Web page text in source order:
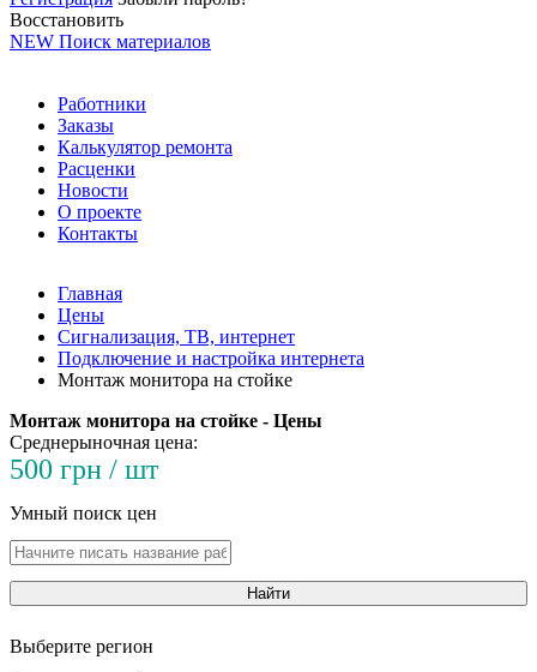
Восстановить
NEW Поиск материалов
Работники
Заказы
Калькулятор ремонта
Расценки
Новости
О проекте
Контакты
Главная
Цены
Сигнализация, ТВ, интернет
Подключение и настройка интернета
Монтаж монитора на стойке
Монтаж монитора на стойке - Цены
Среднерыночная цена:
500 грн / шт
Умный поиск цен
Найти
Выберите регион